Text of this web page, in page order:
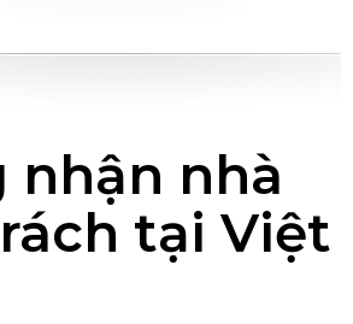
nhận nhà
tại Việt